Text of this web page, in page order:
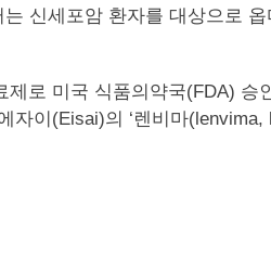
신세포암 환자를 대상으로
로 미국 식품의약국(FDA) 승
이(Eisai)의 ‘렌비마